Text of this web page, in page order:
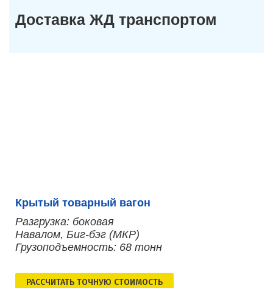
Доставка ЖД транспортом
Крытый товарный вагон
Разгрузка: боковая
Навалом, Биг-бэг (МКР)
Грузоподъемность: 68 тонн
РАСCЧИТАТЬ ТОЧНУЮ СТОИМОСТЬ